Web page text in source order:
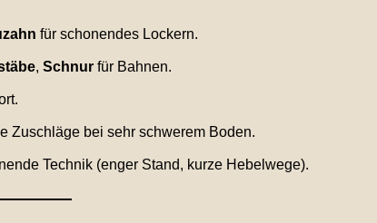
für schonendes Lockern.
, Schnur für Bahnen.
Zuschläge bei sehr schwerem Boden.
Technik (enger Stand, kurze Hebelwege).